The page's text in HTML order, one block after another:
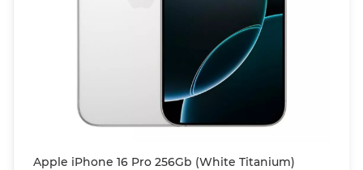
Apple iPhone 16 Pro 256Gb (White Titanium)